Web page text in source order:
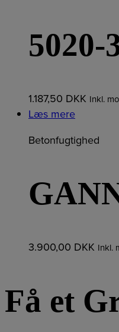
1.187,50 DKK Inkl.
Læs mere
Betonfugtighed
3.900,00 DKK Inkl.
Få et